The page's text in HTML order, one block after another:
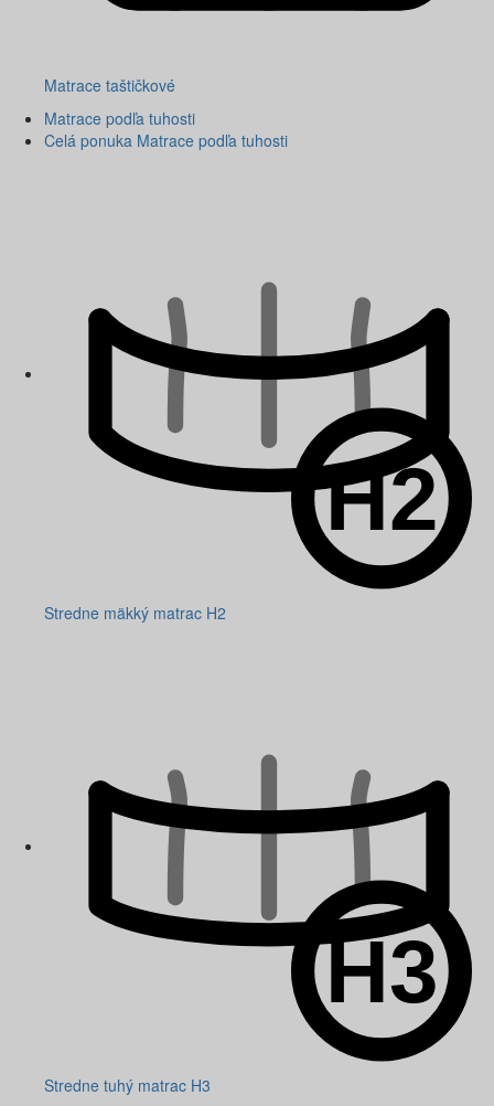
Matrace taštičkové
Matrace podľa tuhosti
Celá ponuka Matrace podľa tuhosti
Stredne mäkký matrac H2
Stredne tuhý matrac H3